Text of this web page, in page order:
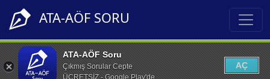
ATA-AÖF SORU
ATA-AÖF Soru
Çıkmış Sorular Cepte
ÜCRETSİZ - Google Play'de
AÇ